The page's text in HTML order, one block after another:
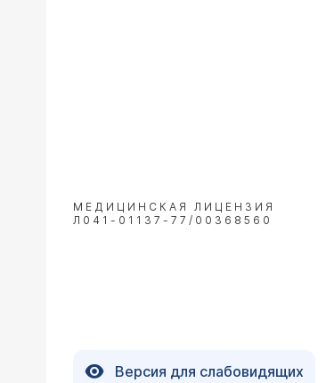
МЕДИЦИНСКАЯ ЛИЦЕНЗИЯ
Л041-01137-77/00368560
Версия для слабовидящих